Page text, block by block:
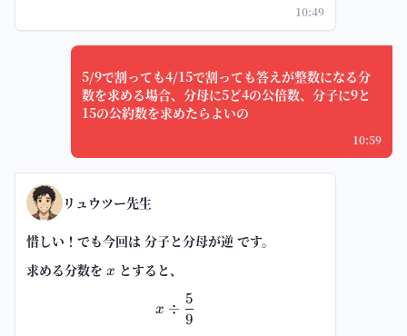
10:49
5/9で割っても4/15で割っても答えが整数になる分
数を求める場合、分母に5ど4の公倍数、分子に9と
15の公約数を求めたらよいの
10:59
リュウツー先生
惜しい！でも今回は 分子と分母が逆 です。
求める分数を x
x とすると、
\ x \div \frac{5}{9} \
x ÷
9
5